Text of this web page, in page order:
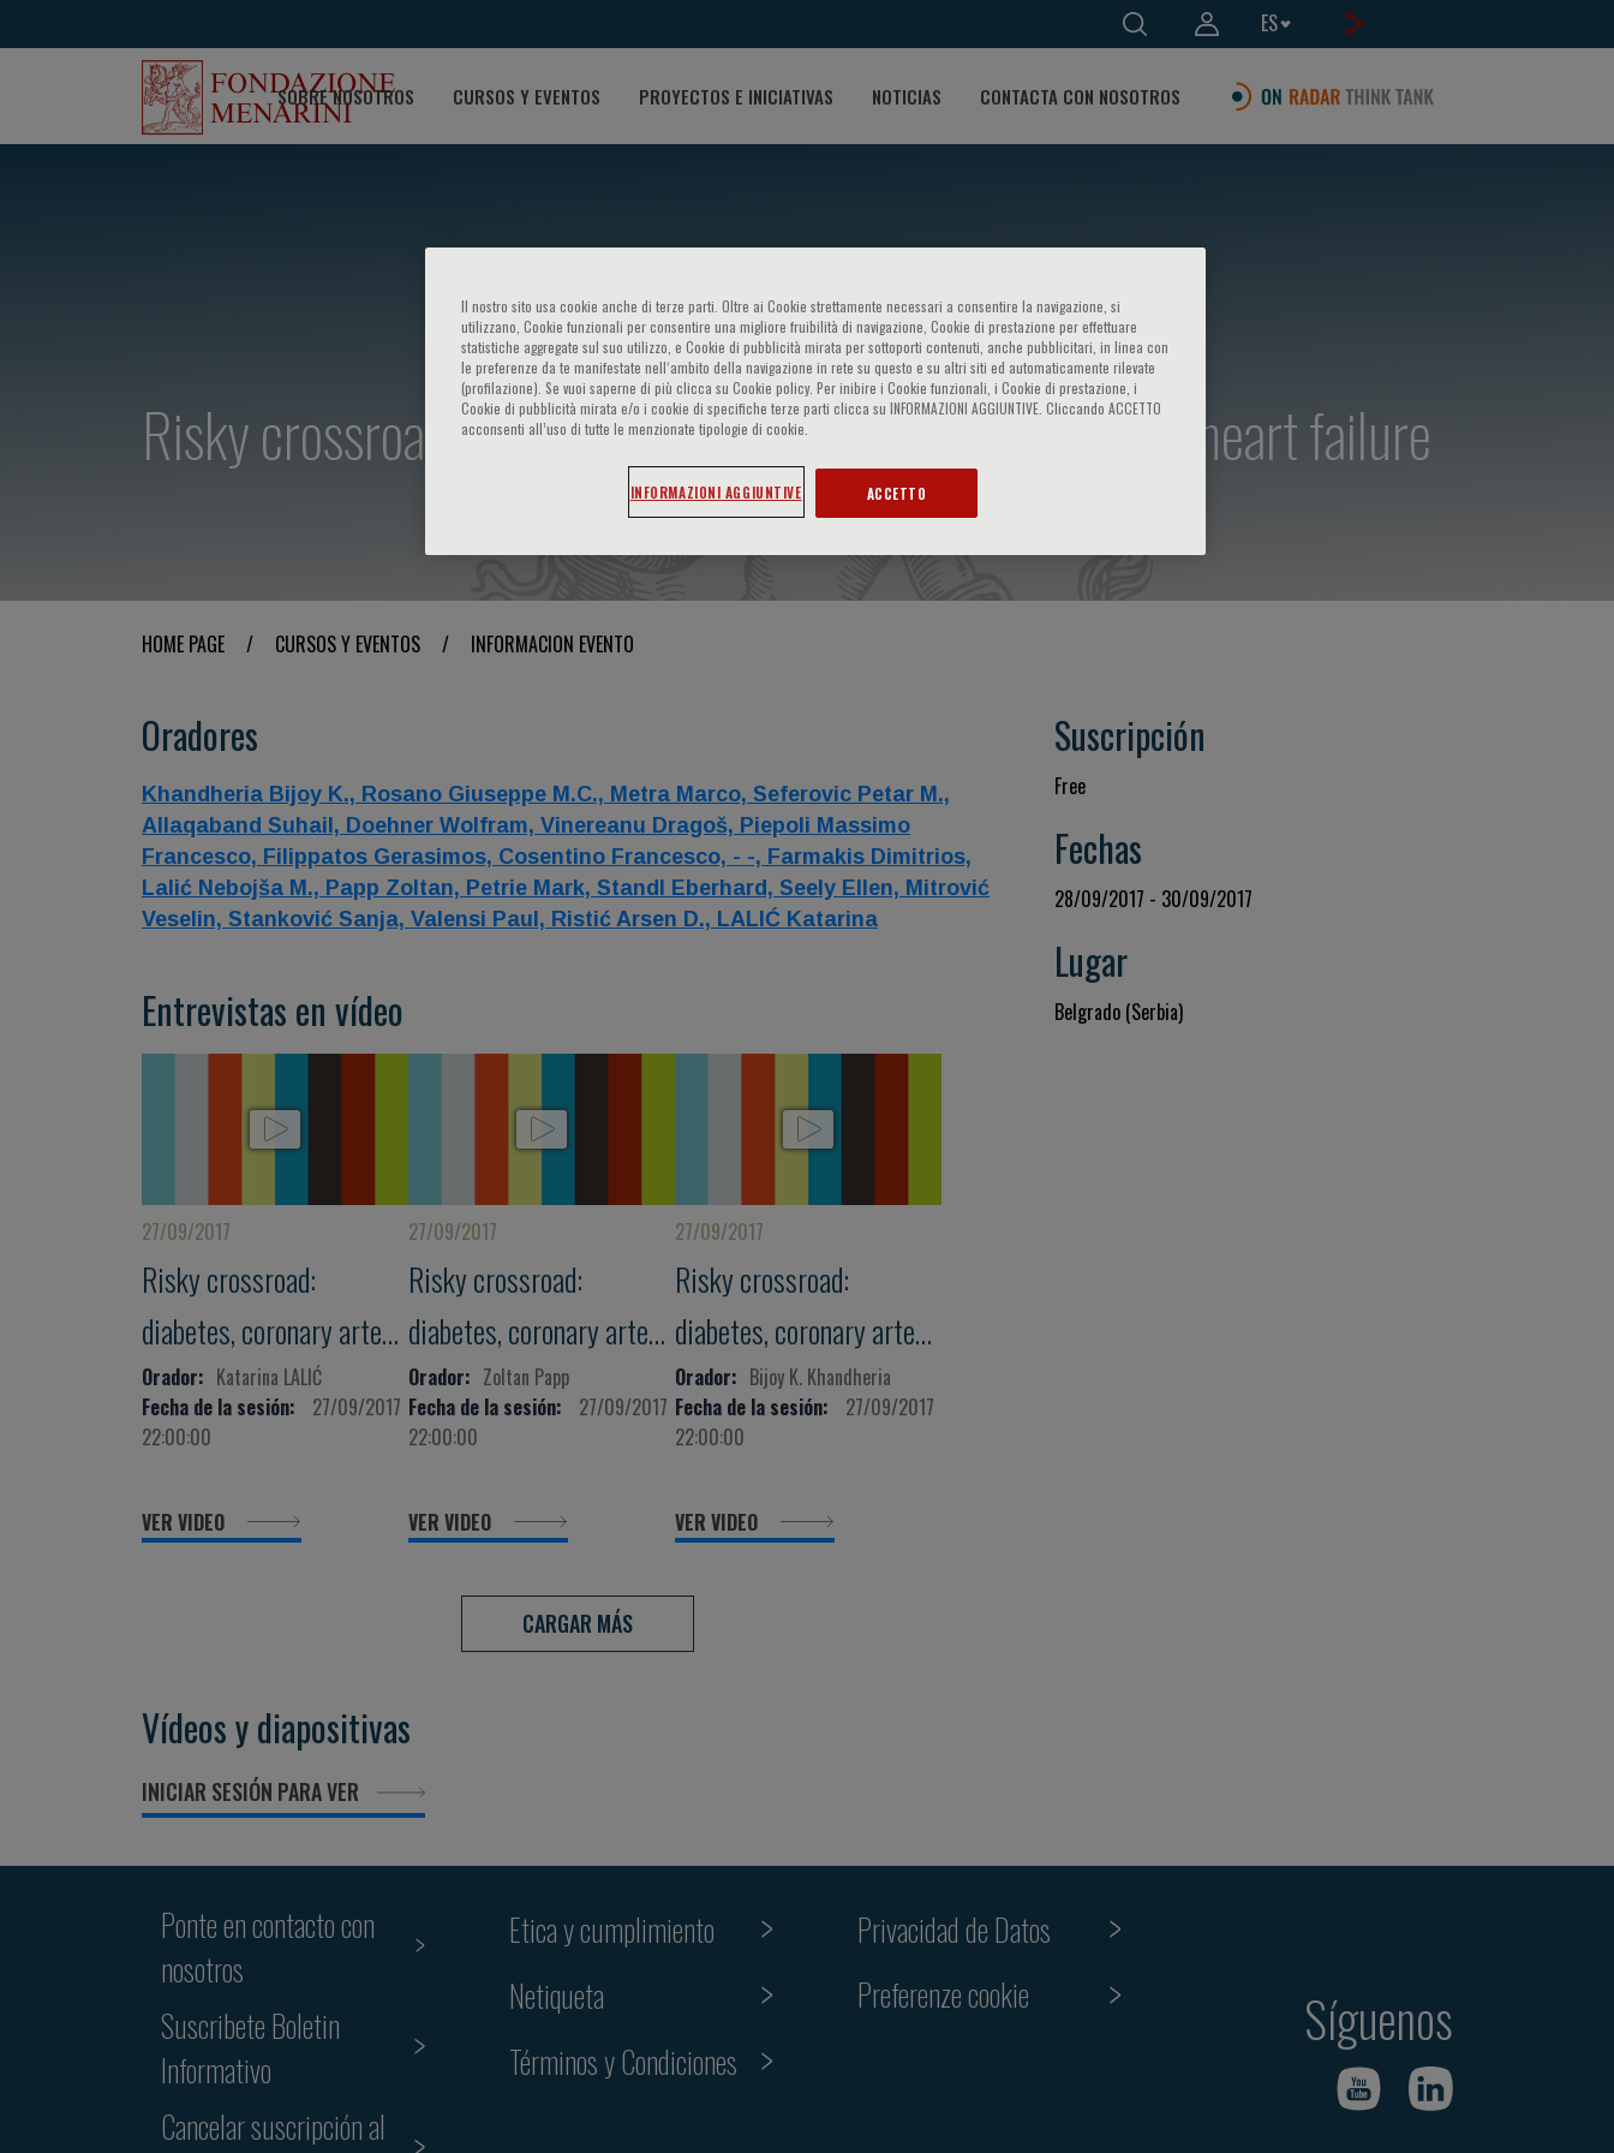
ES
SOBRE NOSOTROS CURSOS Y EVENTOS PROYECTOS E INICIATIVAS NOTICIAS CONTACTA CON NOSOTROS
Risky crossroad: diabetes, coronary artery disease and heart failure
HOME PAGE / CURSOS Y EVENTOS / INFORMACION EVENTO
Oradores
Khandheria Bijoy K., Rosano Giuseppe M.C., Metra Marco, Seferovic Petar M.,
Allaqaband Suhail, Doehner Wolfram, Vinereanu Dragoš, Piepoli Massimo
Francesco, Filippatos Gerasimos, Cosentino Francesco, - -, Farmakis Dimitrios,
Lalić Nebojša M., Papp Zoltan, Petrie Mark, Standl Eberhard, Seely Ellen, Mitrović
Veselin, Stanković Sanja, Valensi Paul, Ristić Arsen D., LALIĆ Katarina
Entrevistas en vídeo
27/09/2017
Risky crossroad:
diabetes, coronary artery
disease and heart failure
Orador: Katarina LALIĆ
Fecha de la sesión:
27/09/2017
22:00:00
VER VIDEO
27/09/2017
Risky crossroad:
diabetes, coronary artery
disease and heart failure
Orador: Zoltan Papp
Fecha de la sesión:
27/09/2017
22:00:00
VER VIDEO
27/09/2017
Risky crossroad:
diabetes, coronary artery
disease and heart failure
Orador: Bijoy K. Khandheria
Fecha de la sesión:
27/09/2017
22:00:00
VER VIDEO
CARGAR MÁS
Vídeos y diapositivas
INICIAR SESIÓN PARA VER
Suscripción
Free
Fechas
28/09/2017 - 30/09/2017
Lugar
Belgrado (Serbia)
Ponte en contacto con
nosotros
Suscribete Boletin
Informativo
Cancelar suscripción al
Etica y cumplimiento
Netiqueta
Términos y Condiciones
Privacidad de Datos
Preferenze cookie
Síguenos
Il nostro sito usa cookie anche di terze parti. Oltre ai Cookie strettamente necessari a consentire la navigazione, si
utilizzano, Cookie funzionali per consentire una migliore fruibilità di navigazione, Cookie di prestazione per effettuare
statistiche aggregate sul suo utilizzo, e Cookie di pubblicità mirata per sottoporti contenuti, anche pubblicitari, in linea con
le preferenze da te manifestate nell‘ambito della navigazione in rete su questo e su altri siti ed automaticamente rilevate
(profilazione). Se vuoi saperne di più clicca su Cookie policy. Per inibire i Cookie funzionali, i Cookie di prestazione, i
Cookie di pubblicità mirata e/o i cookie di specifiche terze parti clicca su INFORMAZIONI AGGIUNTIVE. Cliccando ACCETTO
acconsenti all’uso di tutte le menzionate tipologie di cookie.
INFORMAZIONI AGGIUNTIVE ACCETTO